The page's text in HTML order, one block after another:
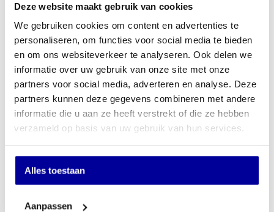
Deze website maakt gebruik van cookies
We gebruiken cookies om content en advertenties te
personaliseren, om functies voor social media te bieden
en om ons websiteverkeer te analyseren. Ook delen we
informatie over uw gebruik van onze site met onze
partners voor social media, adverteren en analyse. Deze
partners kunnen deze gegevens combineren met andere
informatie die u aan ze heeft verstrekt of die ze hebben
verzameld op basis van uw gebruik van hun services.
Alles toestaan
Aanpassen
Kleur T-Poot frame:
€582,00
In mijn winkelwagen
Offerte aanvragen
Op verlanglijstje